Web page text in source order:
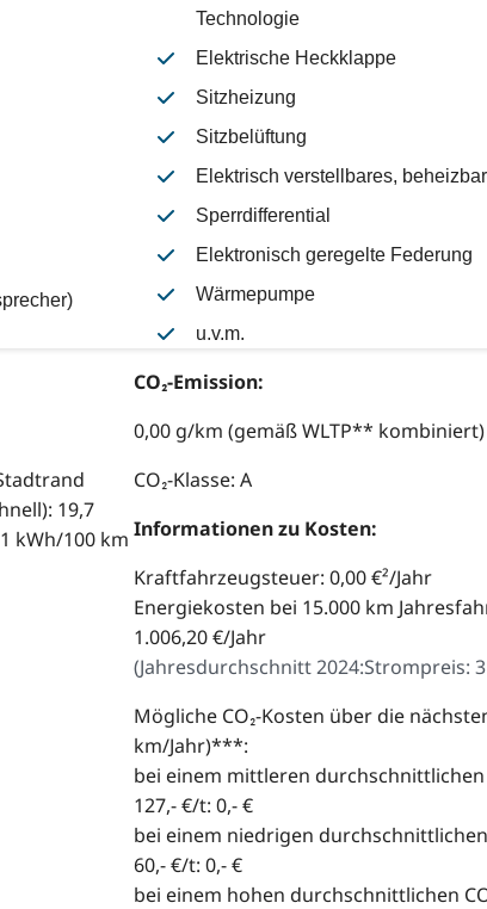
Technologie
Elektrische Heckklappe
Sitzheizung
Sitzbelüftung
Elektrisch verstellbares,
Sperrdifferential
Elektronisch geregelte Federung
Wärmepumpe
u.v.m.
19,7
kWh/100 km
CO₂-Emission:
0,00 g/km (gemäß WLTP** kombiniert)
CO₂-Klasse: A
Informationen zu Kosten:
Kraftfahrzeugsteuer: 0,00 €²/Jahr
Energiekosten bei 15.000 km
1.006,20 €/Jahr
(Jahresdurchschnitt 2024:Strompreis:
Mögliche CO₂-Kosten über die
km/Jahr)***:
bei einem mittleren durchschnittlichen
127,- €/t: 0,- €
bei einem niedrigen durchschnittlichen
60,- €/t: 0,- €
bei einem hohen durchschnittlichen